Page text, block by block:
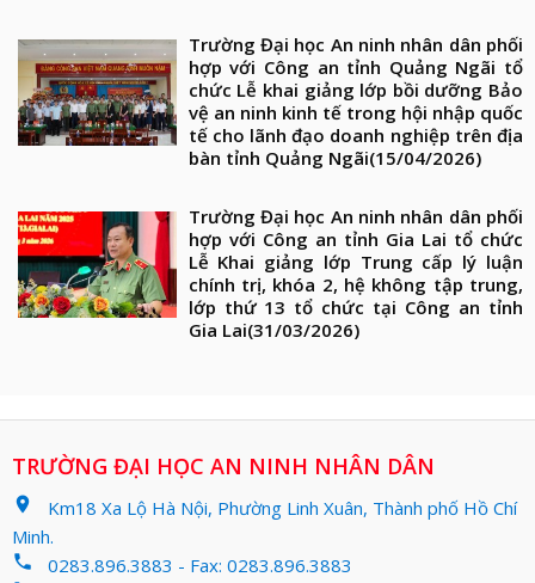
Trường Đại học An ninh nhân dân phối
hợp với Công an tỉnh Quảng Ngãi tổ
chức Lễ khai giảng lớp bồi dưỡng Bảo
vệ an ninh kinh tế trong hội nhập quốc
tế cho lãnh đạo doanh nghiệp trên địa
bàn tỉnh Quảng Ngãi(15/04/2026)
Trường Đại học An ninh nhân dân phối
hợp với Công an tỉnh Gia Lai tổ chức
Lễ Khai giảng lớp Trung cấp lý luận
chính trị, khóa 2, hệ không tập trung,
lớp thứ 13 tổ chức tại Công an tỉnh
Gia Lai(31/03/2026)
TRƯỜNG ĐẠI HỌC AN NINH NHÂN DÂN
location_on
Km18 Xa Lộ Hà Nội, Phường Linh Xuân, Thành phố Hồ Chí
Minh.
phone 0283.896.3883 - Fax: 0283.896.3883